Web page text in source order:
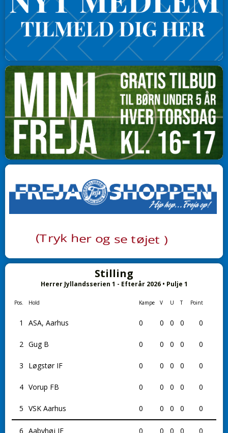
Stilling
Herrer Jyllandsserien 1 - Efterår 2026 • Pulje 1
Pos. Hold Kampe V U T Point
1 ASA, Aarhus 0 0 0 0 0
2 Gug B 0 0 0 0 0
3 Løgstør IF 0 0 0 0 0
4 Vorup FB 0 0 0 0 0
5 VSK Aarhus 0 0 0 0 0
6 Aabyhøj IF 0 0 0 0 0